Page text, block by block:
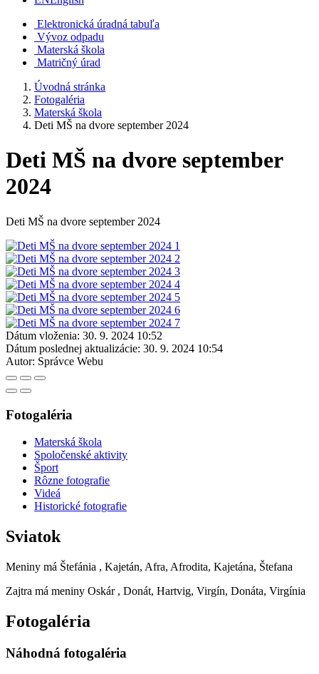
Elektronická úradná tabuľa
Vývoz odpadu
Materská škola
Matričný úrad
Úvodná stránka
Fotogaléria
Materská škola
Deti MŠ na dvore september 2024
Deti MŠ na dvore september
2024
Deti MŠ na dvore september 2024
Dátum vloženia: 30. 9. 2024 10:52
Dátum poslednej aktualizácie: 30. 9. 2024 10:54
Autor: Správce Webu
Fotogaléria
Materská škola
Spoločenské aktivity
Šport
Rôzne fotografie
Videá
Historické fotografie
Sviatok
Meniny má Štefánia , Kajetán, Afra, Afrodita, Kajetána, Štefana
Zajtra má meniny Oskár , Donát, Hartvig, Virgín, Donáta, Virgínia
Fotogaléria
Náhodná fotogaléria